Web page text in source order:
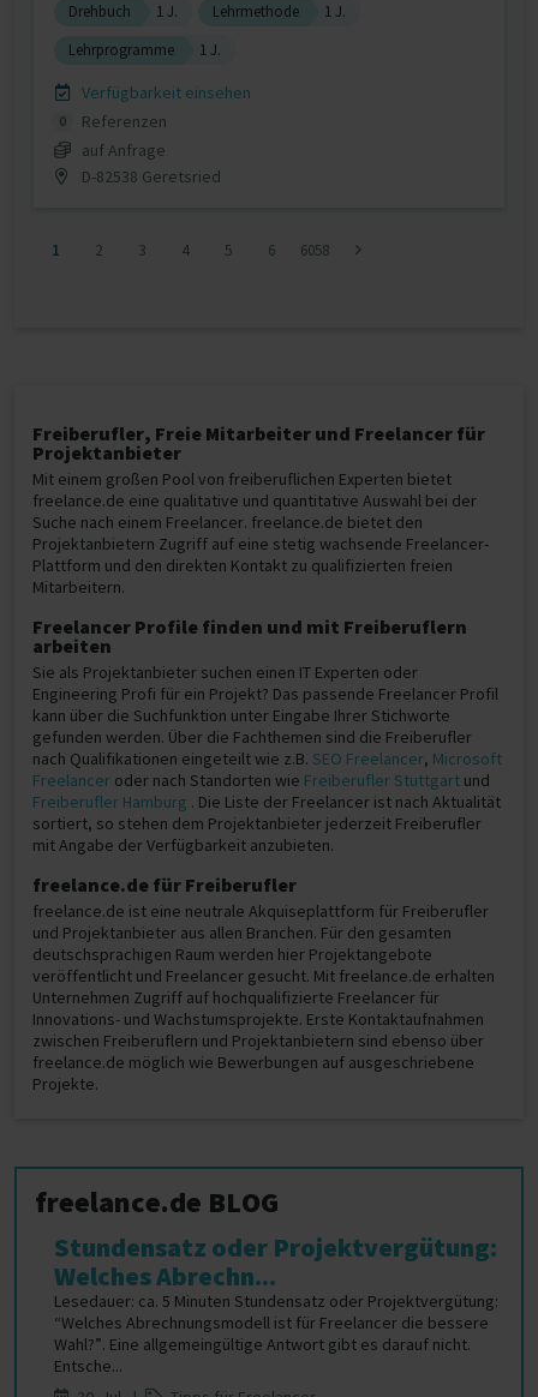
Drehbuch
1 J. Lehrmethode
1 J.
Lehrprogramme
1 J.
Verfügbarkeit einsehen
0
Referenzen
auf Anfrage
D-82538 Geretsried
1 2 3 4 5 6 6058
Freiberufler, Freie Mitarbeiter und Freelancer für
Projektanbieter
Mit einem großen Pool von freiberuflichen Experten bietet
freelance.de eine qualitative und quantitative Auswahl bei der
Suche nach einem Freelancer. freelance.de bietet den
Projektanbietern Zugriff auf eine stetig wachsende Freelancer-
Plattform und den direkten Kontakt zu qualifizierten freien
Mitarbeitern.
Freelancer Profile finden und mit Freiberuflern
arbeiten
Sie als Projektanbieter suchen einen IT Experten oder
Engineering Profi für ein Projekt? Das passende Freelancer Profil
kann über die Suchfunktion unter Eingabe Ihrer Stichworte
gefunden werden. Über die Fachthemen sind die Freiberufler
nach Qualifikationen eingeteilt wie z.B. SEO Freelancer, Microsoft
Freelancer oder nach Standorten wie Freiberufler Stuttgart und
Freiberufler Hamburg . Die Liste der Freelancer ist nach Aktualität
sortiert, so stehen dem Projektanbieter jederzeit Freiberufler
mit Angabe der Verfügbarkeit anzubieten.
freelance.de für Freiberufler
freelance.de ist eine neutrale Akquiseplattform für Freiberufler
und Projektanbieter aus allen Branchen. Für den gesamten
deutschsprachigen Raum werden hier Projektangebote
veröffentlicht und Freelancer gesucht. Mit freelance.de erhalten
Unternehmen Zugriff auf hochqualifizierte Freelancer für
Innovations- und Wachstumsprojekte. Erste Kontaktaufnahmen
zwischen Freiberuflern und Projektanbietern sind ebenso über
freelance.de möglich wie Bewerbungen auf ausgeschriebene
Projekte.
freelance.de BLOG
Stundensatz oder Projektvergütung:
Welches Abrechn...
Lesedauer: ca. 5 Minuten Stundensatz oder Projektvergütung:
“Welches Abrechnungsmodell ist für Freelancer die bessere
Wahl?”. Eine allgemeingültige Antwort gibt es darauf nicht.
Entsche...